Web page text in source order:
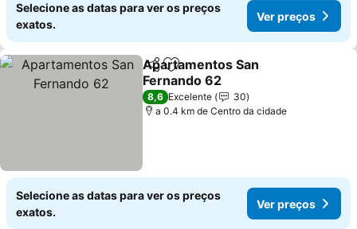
Selecione as datas para ver os preços
exatos.
Ver preços
PartilharAdicionar aos favoritos
Apartamentos San
Fernando 62
Ver preços
8,6 Excelente
30
a 0.4 km de Centro da cidade
Selecione as datas para ver os preços
exatos.
Ver preços